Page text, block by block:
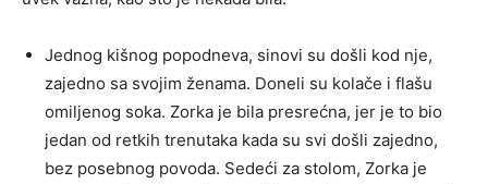
Jednog kišnog popodneva, sinovi su došli kod nje,
zajedno sa svojim ženama. Doneli su kolače i flašu
omiljenog soka. Zorka je bila presrećna, jer je to bio
jedan od retkih trenutaka kada su svi došli zajedno,
bez posebnog povoda. Sedeći za stolom, Zorka je